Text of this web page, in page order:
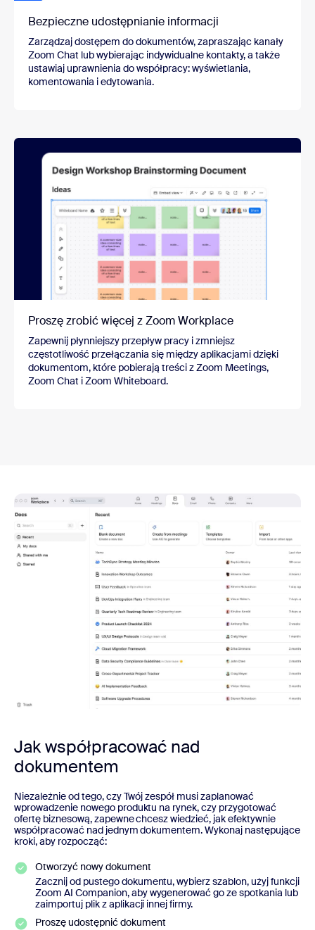
Bezpieczne udostępnianie informacji
Zarządzaj dostępem do dokumentów, zapraszając kanały
Zoom Chat lub wybierając indywidualne kontakty, a także
ustawiaj uprawnienia do współpracy: wyświetlania,
komentowania i edytowania.
Proszę zrobić więcej z Zoom Workplace
Zapewnij płynniejszy przepływ pracy i zmniejsz
częstotliwość przełączania się między aplikacjami dzięki
dokumentom, które pobierają treści z Zoom Meetings,
Zoom Chat i Zoom Whiteboard.
Jak współpracować nad
dokumentem
Niezależnie od tego, czy Twój zespół musi zaplanować
wprowadzenie nowego produktu na rynek, czy przygotować
ofertę biznesową, zapewne chcesz wiedzieć, jak efektywnie
współpracować nad jednym dokumentem. Wykonaj następujące
kroki, aby rozpocząć:
Otworzyć nowy dokument
Zacznij od pustego dokumentu, wybierz szablon, użyj funkcji
Zoom AI Companion, aby wygenerować go ze spotkania lub
zaimportuj plik z aplikacji innej firmy.
Proszę udostępnić dokument